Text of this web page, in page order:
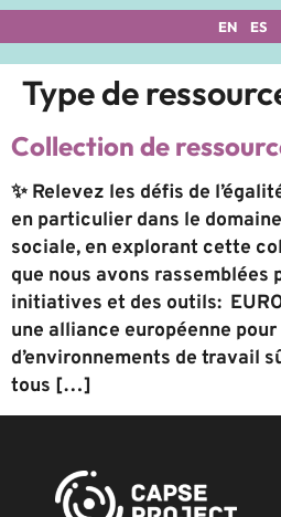
EN ES
Type de
Collection de
✨ Relevez les défis de
en particulier dans le
sociale, en explorant cette
que nous avons rassemblées
initiatives et des outils:
une alliance européenne
d’environnements de travail
tous […]